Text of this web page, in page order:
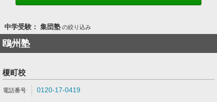
中学受験： 集団塾の絞り込み
鴎州塾
榎町校
0120-17-0419